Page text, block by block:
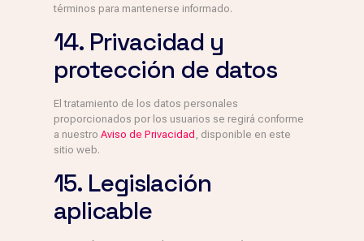
términos para mantenerse informado.
14. Privacidad y
protección de datos
El tratamiento de los datos personales
proporcionados por los usuarios se regirá conforme
a nuestro Aviso de Privacidad , disponible en este
sitio web.
15. Legislación
aplicable